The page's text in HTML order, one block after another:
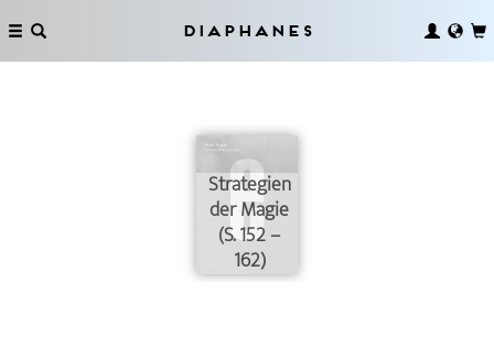
Diaphanes
Strategien
der Magie
(S. 152 –
162)